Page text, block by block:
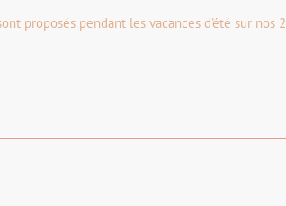
proposés pendant les vacances d'été sur nos 2